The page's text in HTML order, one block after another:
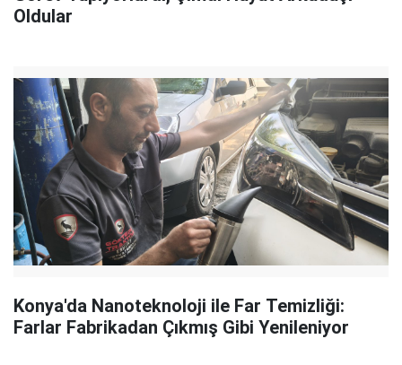
Oldular
Konya'da Nanoteknoloji ile Far Temizliği:
Farlar Fabrikadan Çıkmış Gibi Yenileniyor